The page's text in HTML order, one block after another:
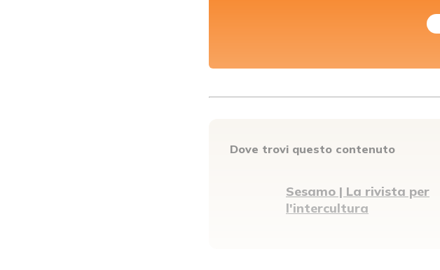
Dove trovi questo contenuto
Sesamo | La rivista per
l'intercultura